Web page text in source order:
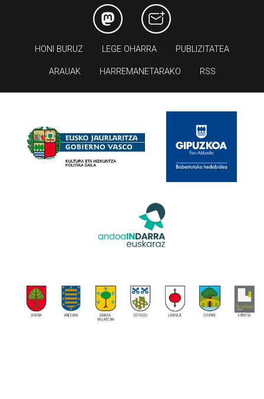
HONI BURUZ LEGE OHARRA PUBLIZITATEA
ARAUAK HARREMANETARAKO RSS